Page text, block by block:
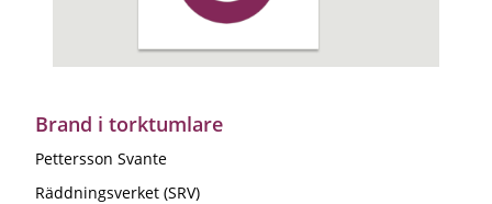
Brand i torktumlare
Pettersson Svante
Räddningsverket (SRV)